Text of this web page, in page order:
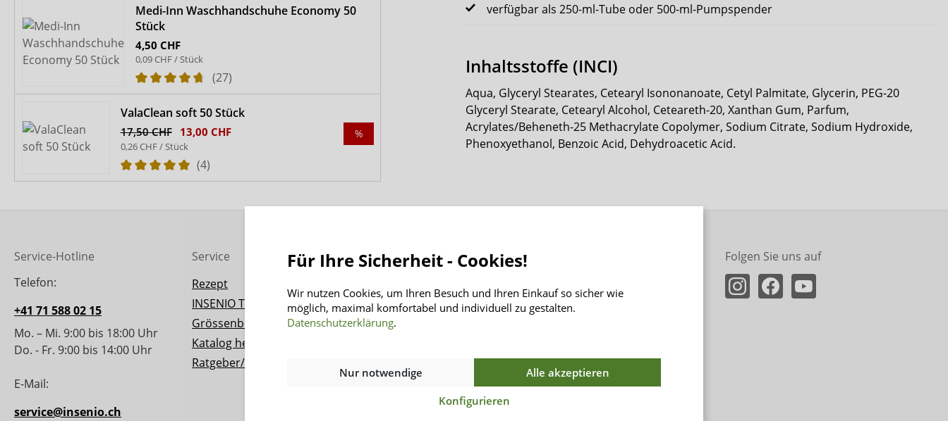
Medi-Inn Waschhandschuhe Economy 50
Stück
4,50 CHF
0,09 CHF / Stück
(27)
%
ValaClean soft 50 Stück
17,50 CHF 13,00 CHF
0,26 CHF / Stück
(4)
verfügbar als 250-ml-Tube oder 500-ml-Pumpspender
Inhaltsstoffe (INCI)
Aqua, Glyceryl Stearates, Cetearyl Isononanoate, Cetyl Palmitate, Glycerin, PEG-20
Glyceryl Stearate, Cetearyl Alcohol, Ceteareth-20, Xanthan Gum, Parfum,
Acrylates/Beheneth-25 Methacrylate Copolymer, Sodium Citrate, Sodium Hydroxide,
Phenoxyethanol, Benzoic Acid, Dehydroacetic Acid.
Service-Hotline
Telefon:
+41 71 588 02 15
Mo. – Mi. 9:00 bis 18:00 Uhr
Do. - Fr. 9:00 bis 14:00 Uhr
E-Mail:
service@insenio.ch
Service
Rezept
INSENIO Taler
Grössenberater
Katalog herunterladen
Ratgeber/Magazin
Informationen
Versand
Zahlungsarten
Kontakt
Impressum
Folgen Sie uns auf
Für Ihre Sicherheit - Cookies!
Wir nutzen Cookies, um Ihren Besuch und Ihren Einkauf so sicher wie
möglich, maximal komfortabel und individuell zu gestalten.
Datenschutzerklärung.
Nur notwendige
Alle akzeptieren
Konfigurieren